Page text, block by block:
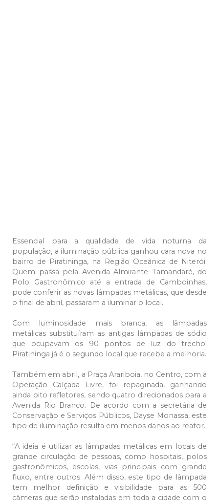
Essencial para a qualidade de vida noturna da
população, a iluminação pública ganhou cara nova no
bairro de Piratininga, na Região Oceânica de Niterói.
Quem passa pela Avenida Almirante Tamandaré, do
Polo Gastronômico até a entrada de Camboinhas,
pode conferir as novas lâmpadas metálicas, que desde
o final de abril, passaram a iluminar o local.
Com luminosidade mais branca, as lâmpadas
metálicas substituíram as antigas lâmpadas de sódio
que ocupavam os 90 pontos de luz do trecho.
Piratininga já é o segundo local que recebe a melhoria.
Também em abril, a Praça Arariboia, no Centro, com a
Operação Calçada Livre, foi repaginada, ganhando
ainda oito refletores, sendo quatro direcionados para a
Avenida Rio Branco. De acordo com a secretária de
Conservação e Serviços Públicos, Dayse Monassa, este
tipo de iluminação resulta em menos danos ao reator.
“A ideia é utilizar as lâmpadas metálicas em locais de
grande circulação de pessoas, como hospitais, polos
gastronômicos, escolas, vias principais com grande
fluxo, entre outros. Além disso, este tipo de lâmpada
tem melhor definição e visibilidade para as 500
câmeras que serão instaladas em toda a cidade com o